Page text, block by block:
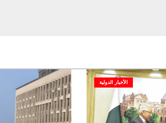
الأخبار الدولية